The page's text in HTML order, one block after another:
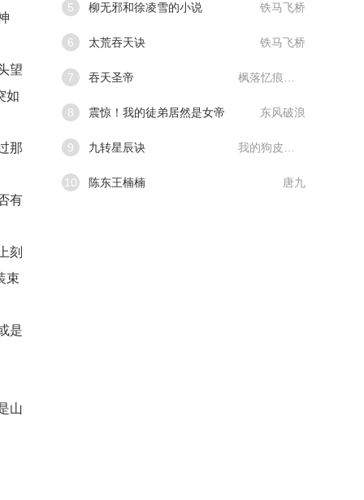
望
如
那
有
刻
束
是
山
5 柳无邪和徐凌雪的小说 铁马飞桥
6 太荒吞天诀 铁马飞桥
7 吞天圣帝
8 震惊！我的徒弟居然是女帝 东风破浪
9 九转星辰诀
10 陈东王楠楠 唐九